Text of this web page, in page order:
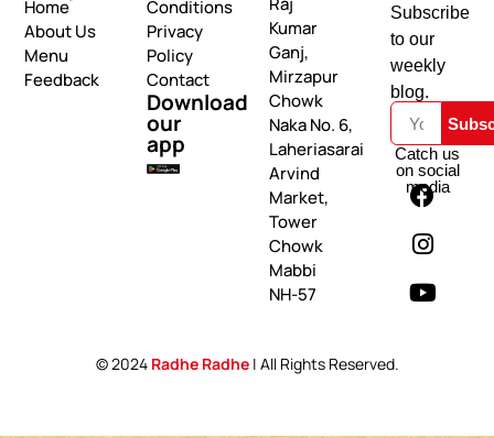
Home
About Us
Menu
Feedback
Conditions
Privacy
Policy
Contact
Download
our
app
Kumar
Ganj,
Mirzapur
Chowk
Naka No. 6,
Laheriasarai
Arvind
Market,
Tower
Chowk
Mabbi
NH-57
Subscribe
to our
weekly
blog.
Catch us
on social
media
© 2024 Radhe Radhe | All Rights Reserved.